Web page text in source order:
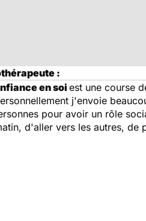
:
en soi est une course
j'envoie
pour avoir un rôle
d'aller vers les autres, de